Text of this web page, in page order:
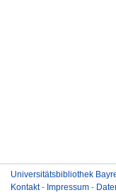
Universitätsbibliothek
Kontakt- Impressum -